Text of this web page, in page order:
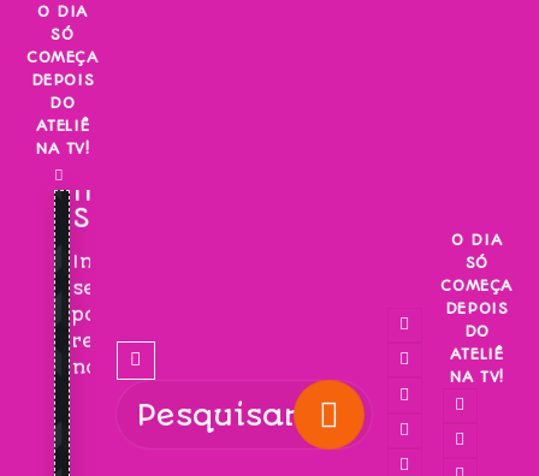
Skip
content
O DIA
SÓ
COMEÇA
DEPOIS
DO
ATELIÊ
NA TV!
INSCREVA-
SE!
Inscreva-
se
para
receber
novidades!
O DIA
SÓ
COMEÇA
DEPOIS
DO
ATELIÊ
NA TV!